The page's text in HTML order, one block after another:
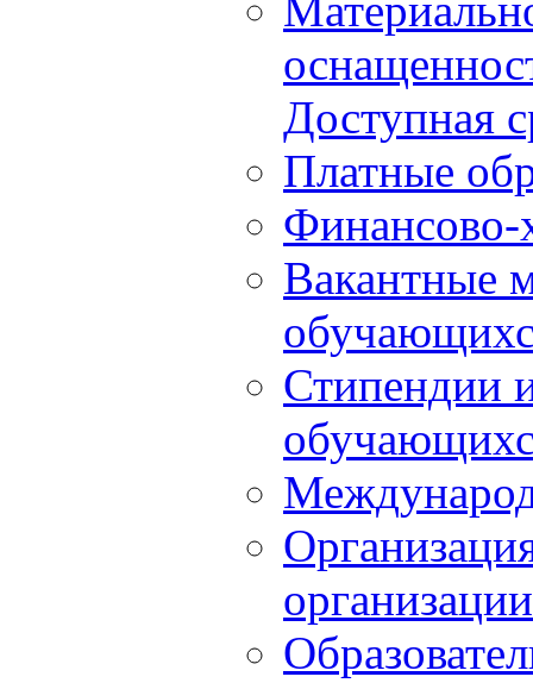
Доступная
Платные
Финансово-
Вакантные
Стипендии
организации